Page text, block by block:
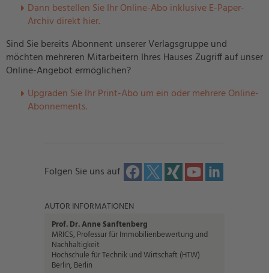
Dann bestellen Sie Ihr Online-Abo inklusive E-Paper-
Archiv direkt hier.
Sind Sie bereits Abonnent unserer Verlagsgruppe und
möchten mehreren Mitarbeitern Ihres Hauses Zugriff auf unser
Online-Angebot ermöglichen?
Upgraden Sie Ihr Print-Abo um ein oder mehrere Online-
Abonnements.
Folgen Sie uns auf
AUTOR INFORMATIONEN
Prof. Dr. Anne Sanftenberg
MRICS, Professur für Immobilienbewertung und
Nachhaltigkeit
Hochschule für Technik und Wirtschaft (HTW)
Berlin, Berlin